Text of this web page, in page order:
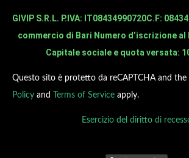
GIVIP S.R.L. P.IVA: IT08434990720C.F:
commercio di Bari Numero d’iscrizione al
Capitale sociale e quota versata:
Questo sito è protetto da reCAPTCHA and the
Policy and Terms of Service apply.
Esercizio del diritto di